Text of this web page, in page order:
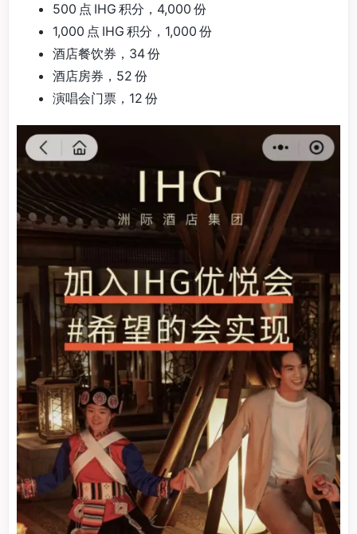
500 点 IHG 积分，4,000 份
1,000 点 IHG 积分，1,000 份
酒店餐饮券，34 份
酒店房券，52 份
演唱会门票，12 份